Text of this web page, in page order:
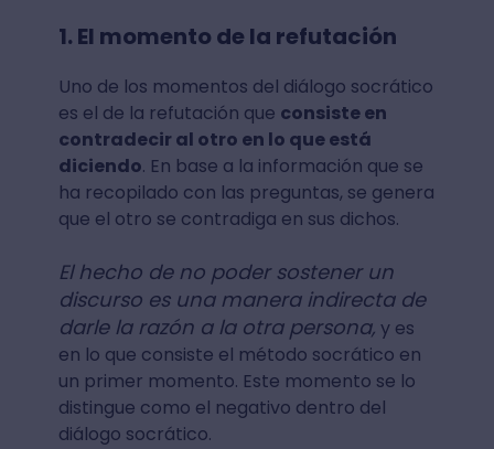
1. El momento de la refutación
Uno de los momentos del diálogo socrático
es el de la refutación que consiste en
contradecir al otro en lo que está
diciendo. En base a la información que se
ha recopilado con las preguntas, se genera
que el otro se contradiga en sus dichos.
El hecho de no poder sostener un
discurso es una manera indirecta de
darle la razón a la otra persona, y es
en lo que consiste el método socrático en
un primer momento. Este momento se lo
distingue como el negativo dentro del
diálogo socrático.